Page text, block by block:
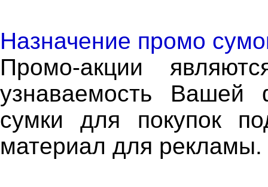
Назначение промо
Промо-акции
узнаваемость Вашей
сумки для покупок
материал для рекламы.